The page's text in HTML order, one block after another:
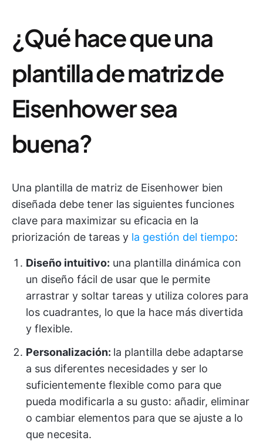
¿Qué hace que una
plantilla de matriz de
Eisenhower sea
buena?
Una plantilla de matriz de Eisenhower bien
diseñada debe tener las siguientes funciones
clave para maximizar su eficacia en la
priorización de tareas y la gestión del tiempo:
Diseño intuitivo: una plantilla dinámica con
un diseño fácil de usar que le permite
arrastrar y soltar tareas y utiliza colores para
los cuadrantes, lo que la hace más divertida
y flexible.
Personalización: la plantilla debe adaptarse
a sus diferentes necesidades y ser lo
suficientemente flexible como para que
pueda modificarla a su gusto: añadir, eliminar
o cambiar elementos para que se ajuste a lo
que necesita.